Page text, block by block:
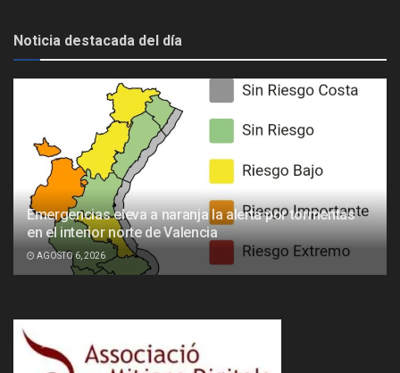
Noticia destacada del día
Emergencias eleva a naranja la alerta por tormentas
en el interior norte de Valencia
AGOSTO 6, 2026